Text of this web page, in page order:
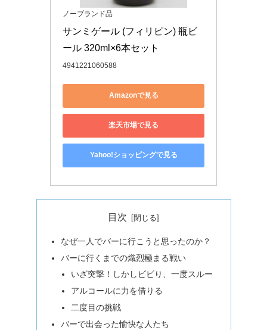
ノーブランド品
サンミゲール (フィリピン) 瓶ビ
ール 320ml×6本セット
4941221060588
Amazonで見る
楽天市場で見る
Yahoo!ショッピングで見る
目次
なぜ一人でバーに行こうと思ったのか？
バーに行くまでの熾烈極まる戦い
いざ突撃！しかしビビり、一度スルー
アルコールに力を借りる
二度目の挑戦
バーで出会った愉快な人たち